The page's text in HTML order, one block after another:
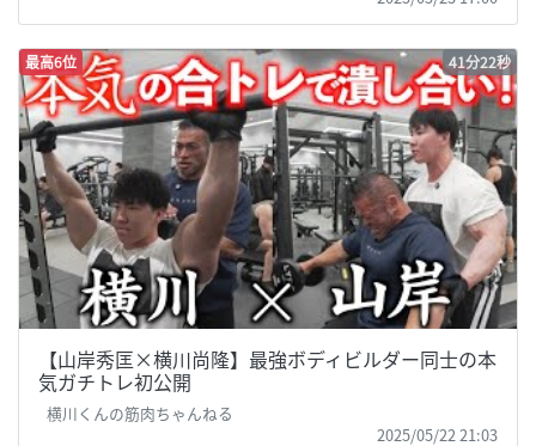
最高6位 41分22秒
【山岸秀匡×横川尚隆】最強ボディビルダー同士の本
気ガチトレ初公開
横川くんの筋肉ちゃんねる
2025/05/22 21:03